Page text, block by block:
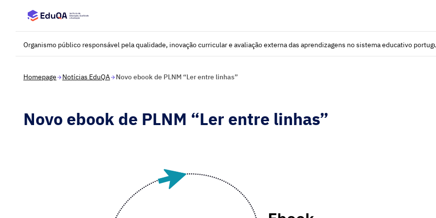
Organismo público responsável pela qualidade, inovação curricular e avaliação externa das aprendizagens no sistema educativo
Homepage Notícias EduQA Novo ebook de PLNM “Ler entre linhas”
Novo ebook de PLNM “Ler entre linhas”